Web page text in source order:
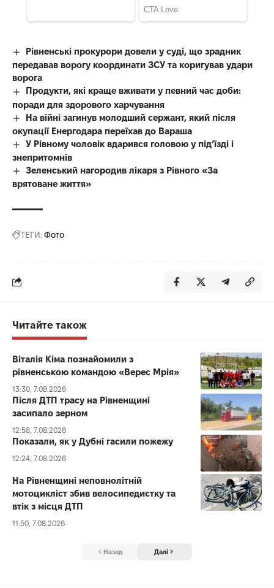
Рівненські прокурори довели у суді, що зрадник
передавав ворогу координати ЗСУ та коригував удари
ворога
Продукти, які краще вживати у певний час доби:
поради для здорового харчування
На війні загинув молодший сержант, який після
окупації Енергодара переїхав до Вараша
У Рівному чоловік вдарився головою у під’їзді і
знепритомнів
Зеленський нагородив лікаря з Рівного «За
врятоване життя»
ТЕГИ: Фото
Читайте також
Віталія Кіма познайомили з
рівненською командою «Верес Мрія»
13:30, 7.08.2026
Після ДТП трасу на Рівненщині
засипало зерном
12:58, 7.08.2026
Показали, як у Дубні гасили пожежу
12:24, 7.08.2026
На Рівненщині неповнолітній
мотоцикліст збив велосипедистку та
втік з місця ДТП
11:50, 7.08.2026
Назад Далі